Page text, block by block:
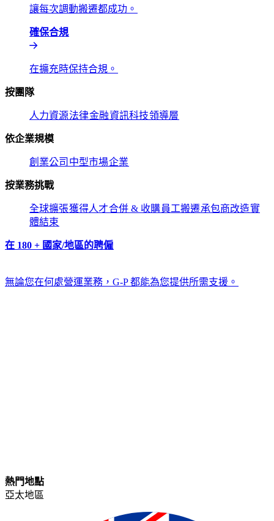
讓每次調動搬遷都成功。​​
確保合規​​
在擴充時保持合規。​​
按團隊​​
人力資源​​法律​​金融​​資訊科技​​領導層​​
依企業規模​​
創業公司​​ 中型市場​​企業​​
按業務挑戰​​
全球擴張​​獲得人才​​合併 & 收購​​員工搬遷​​承包商改造​​實
體結束​​
在 180 + 國家/地區的聘僱​​
無論您在何處營運業務，G-P 都能為您提供所需支援。​​
熱門地點​​
亞太地區​​